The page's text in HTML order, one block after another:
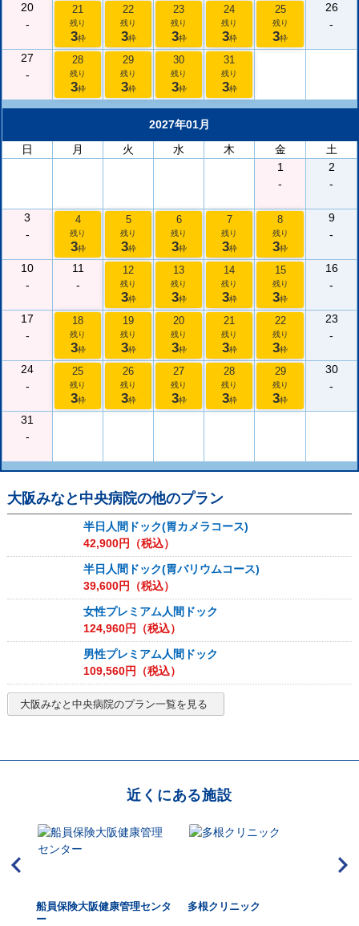
20
-
21
残り
3枠
22
残り
3枠
23
残り
3枠
24
残り
3枠
25
残り
3枠
26
-
27
-
28
残り
3枠
29
残り
3枠
30
残り
3枠
31
残り
3枠
2027年01月
日
月 火 水 木 金
土
1
-
2
-
3
-
4
残り
3枠
5
残り
3枠
6
残り
3枠
7
残り
3枠
8
残り
3枠
9
-
10
-
11
-
12
残り
3枠
13
残り
3枠
14
残り
3枠
15
残り
3枠
16
-
17
-
18
残り
3枠
19
残り
3枠
20
残り
3枠
21
残り
3枠
22
残り
3枠
23
-
24
-
25
残り
3枠
26
残り
3枠
27
残り
3枠
28
残り
3枠
29
残り
3枠
30
-
31
-
大阪みなと中央病院の他のプラン
半日人間ドック(胃カメラコース)
42,900円（税込）
半日人間ドック(胃バリウムコース)
39,600円（税込）
女性プレミアム人間ドック
124,960円（税込）
男性プレミアム人間ドック
109,560円（税込）
大阪みなと中央病院のプラン一覧を見る
近くにある施設
船員保険大阪健康管理センタ
ー
多根クリニック